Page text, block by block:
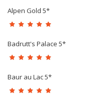
Alpen Gold 5*
Badrutt's Palace 5*
Baur au Lac 5*